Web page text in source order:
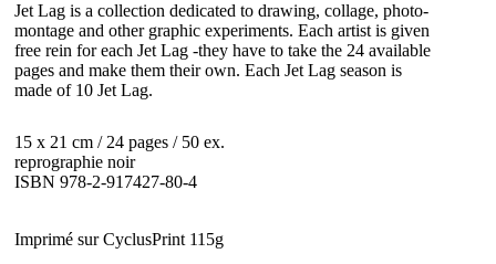
Jet Lag is a collection dedicated to drawing, collage, photo-
montage and other graphic experiments. Each artist is given
free rein for each Jet Lag -they have to take the 24 available
pages and make them their own. Each Jet Lag season is
made of 10 Jet Lag.
15 x 21 cm / 24 pages / 50 ex.
reprographie noir
ISBN 978-2-917427-80-4
Imprimé sur CyclusPrint 115g